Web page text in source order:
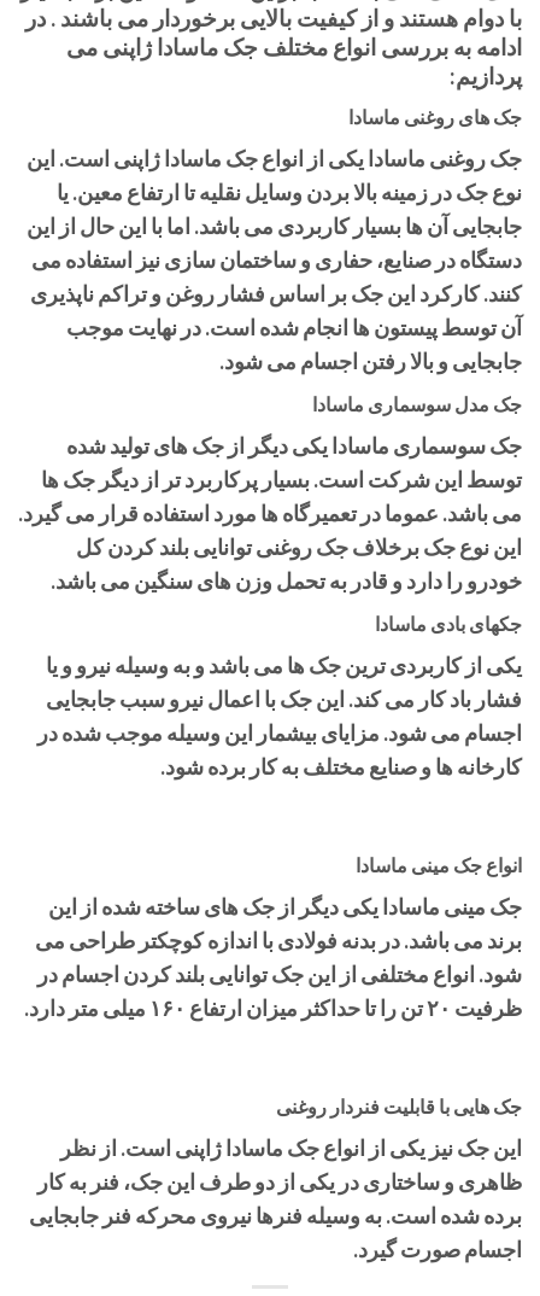
با دوام هستند و از کیفیت بالایی برخوردار می باشند . در
ادامه به بررسی انواع مختلف جک ماسادا ژاپنی می
پردازیم:
جک های روغنی ماسادا
جک روغنی ماسادا یکی از انواع جک ماسادا ژاپنی است. این
نوع جک در زمینه بالا بردن وسایل نقلیه تا ارتفاع معین. یا
جابجایی آن ها بسیار کاربردی می باشد. اما با این حال از این
دستگاه در صنایع، حفاری و ساختمان سازی نیز استفاده می
کنند. کارکرد این جک بر اساس فشار روغن و تراکم ناپذیری
آن توسط پیستون ها انجام شده است. در نهایت موجب
جابجایی و بالا رفتن اجسام می شود.
جک مدل سوسماری ماسادا
جک سوسماری ماسادا یکی دیگر از جک های تولید شده
توسط این شرکت است. بسیار پرکاربرد تر از دیگر جک ها
می باشد. عموما در تعمیرگاه ها مورد استفاده قرار می گیرد.
این نوع جک برخلاف جک روغنی توانایی بلند کردن کل
خودرو را دارد و قادر به تحمل وزن های سنگین می باشد.
جکهای بادی ماسادا
یکی از کاربردی ترین جک ها می باشد و به وسیله نیرو و یا
فشار باد کار می کند. این جک با اعمال نیرو سبب جابجایی
اجسام می شود. مزایای بیشمار این وسیله موجب شده در
کارخانه ها و صنایع مختلف به کار برده شود.
انواع جک مینی ماسادا
جک مینی ماسادا یکی دیگر از جک های ساخته شده از این
برند می باشد. در بدنه فولادی با اندازه کوچکتر طراحی می
شود. انواع مختلفی از این جک توانایی بلند کردن اجسام در
ظرفیت ۲۰ تن را تا حداکثر میزان ارتفاع ۱۶۰ میلی متر دارد.
جک هایی با قابلیت فنردار روغنی
این جک نیز یکی از انواع جک ماسادا ژاپنی است. از نظر
ظاهری و ساختاری در یکی از دو طرف این جک، فنر به کار
برده شده است. به وسیله فنرها نیروی محرکه فنر جابجایی
اجسام صورت گیرد.